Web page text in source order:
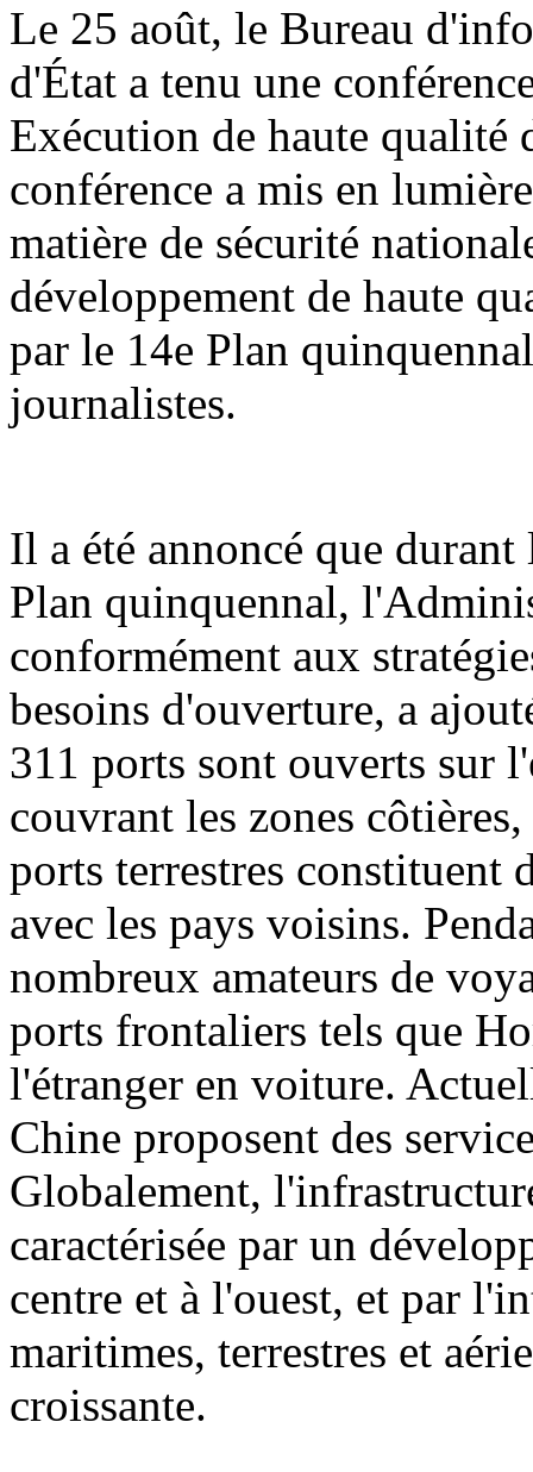
Le 25 août, le Bureau
d'État a tenu une
Exécution de haute qualité
conférence a mis en
matière de sécurité
développement de haute
par le 14e Plan
journalistes.
Il a été annoncé que
Plan quinquennal,
conformément aux
besoins d'ouverture, a
311 ports sont ouverts sur
couvrant les zones
ports terrestres constituent
avec les pays voisins.
nombreux amateurs de
ports frontaliers tels que
l'étranger en voiture.
Chine proposent des
Globalement,
caractérisée par un
centre et à l'ouest, et par
maritimes, terrestres et
croissante.